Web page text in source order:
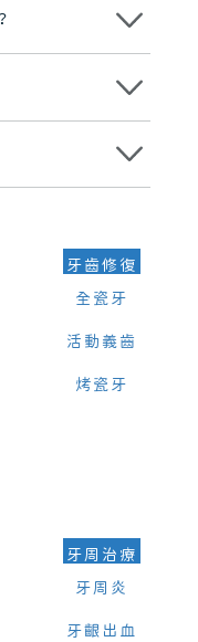
有八大分院，香港亦設
預約免費咨詢，讓人十
價錢，顧客同意並簽字
而匯率會及時告知客人
，告知我們你原本預約
牙齒修復
全瓷牙
活動義齒
烤瓷牙
牙周治療
牙周炎
牙齦出血